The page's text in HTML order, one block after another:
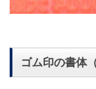
ゴム印の書体